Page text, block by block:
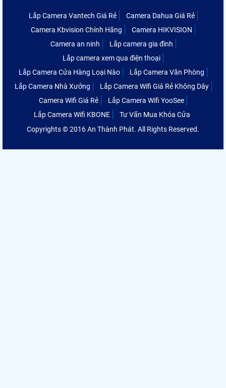
Lắp Camera Vantech Giá Rẻ
Camera Dahua Giá Rẻ
Camera Kbvision Chính Hãng
Camera HIKVISION
Camera an ninh
Lắp camera gia đình
Lắp camera xem qua điện thoại
Lắp Camera Cửa Hàng Loại Nào
Lắp Camera Văn Phòng
Lắp Camera Nhà Xưởng
Lắp Camera Wifi Giá Rẻ Không Dây
Camera Wifi Giá Rẻ
Lắp Camera Wifi YooSee
Lắp Camera Wifi KBONE
Tư Vấn Mua Khóa Cửa
Copyrights © 2016 An Thành Phát. All Rights Reserved.